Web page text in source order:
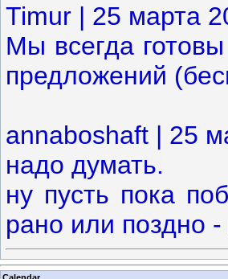
Timur | 25 марта
Мы всегда
предложений
annaboshaft | 25
надо думать.
ну пусть пока
рано или поздно